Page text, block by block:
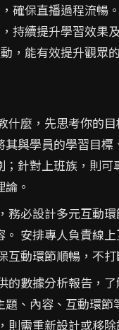
確保直播過程流暢
持續提升學習效果
，能有效提升觀眾
什麼，先思考你的
與學員的學習目標
針對上班族，則
。
務必設計多元互動
安排專人負責線
動環節順暢，不打
的數據分析報告，
、內容、互動環
需重新設計或移除